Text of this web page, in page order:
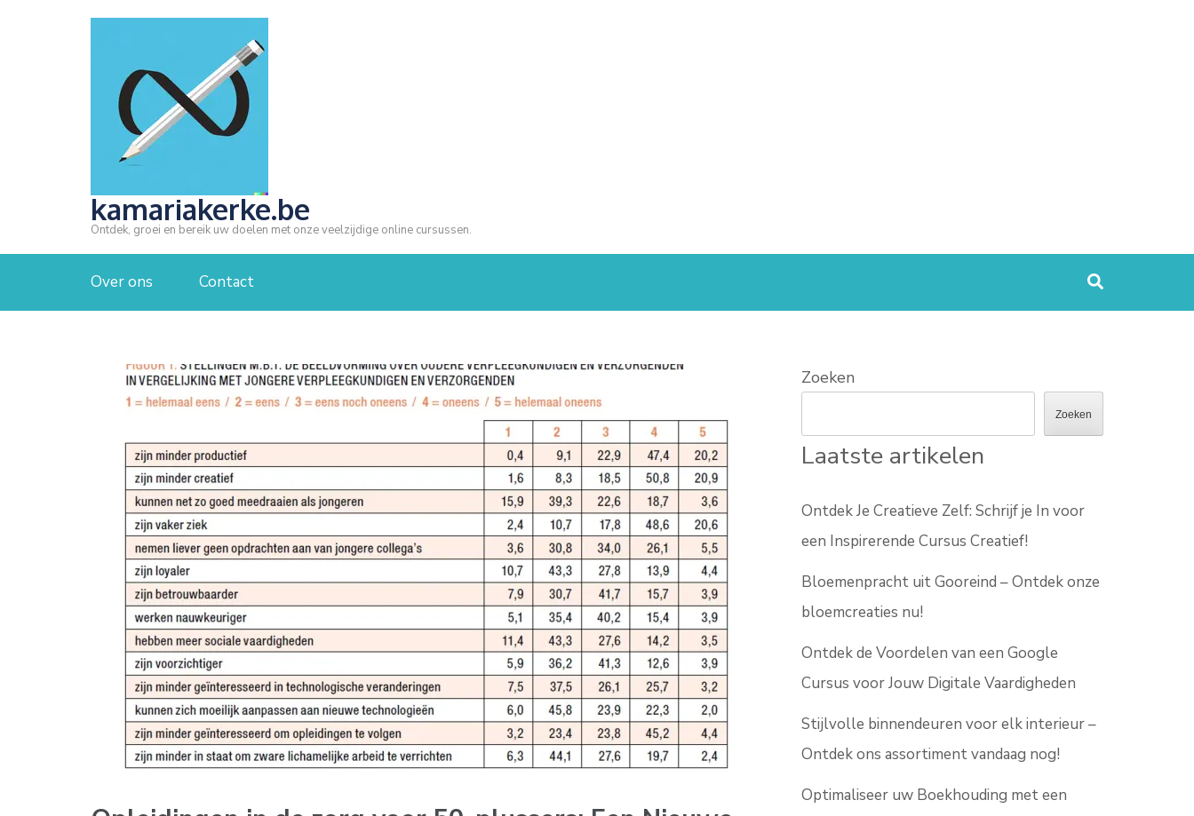
kamariakerke.be
Ontdek, groei en bereik uw doelen met onze veelzijdige online cursussen.
Over ons Contact
Zoeken
Zoeken
Laatste artikelen
Ontdek Je Creatieve Zelf: Schrijf je In voor
een Inspirerende Cursus Creatief!
Bloemenpracht uit Gooreind – Ontdek onze
bloemcreaties nu!
Ontdek de Voordelen van een Google
Cursus voor Jouw Digitale Vaardigheden
Stijlvolle binnendeuren voor elk interieur –
Ontdek ons assortiment vandaag nog!
Optimaliseer uw Boekhouding met een